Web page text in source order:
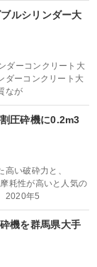
ルシリンダー大
ダーコンクリート大
ダーコンクリート大
なが
圧砕機に0.2m3
い破砕力と、
耗性が高いと人気の
2020年5
機を群馬県大手